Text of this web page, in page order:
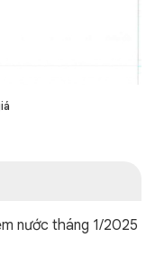
nước tháng 1/2025